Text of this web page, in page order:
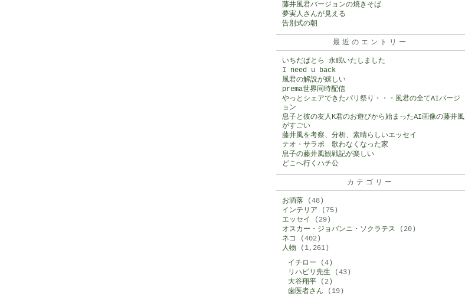
藤井風君バージョンの焼きそば
夢実人さんが見える
告別式の朝
最近のエントリー
いちだぱとら 永眠いたしました
I need u back
風君の解説が嬉しい
prema世界同時配信
やっとシェアできたパリ祭り・・・風君の全てAIバージ
ョン
息子と彼の友人K君のお遊びから始まったAI画像の藤井風
がすごい
藤井風を考察、分析、素晴らしいエッセイ
テオ・サラポ 歌わなくなった家
息子の藤井風観戦記が楽しい
どこへ行くハチ公
カテゴリー
お洒落 (48)
インテリア (75)
エッセイ
(29)
オスカー・ジョバンニ・ソクラテス (20)
ネコ
(402)
人物 (1,261)
イチロー (4)
リハビリ先生 (43)
大谷翔平 (2)
歯医者さん (19)